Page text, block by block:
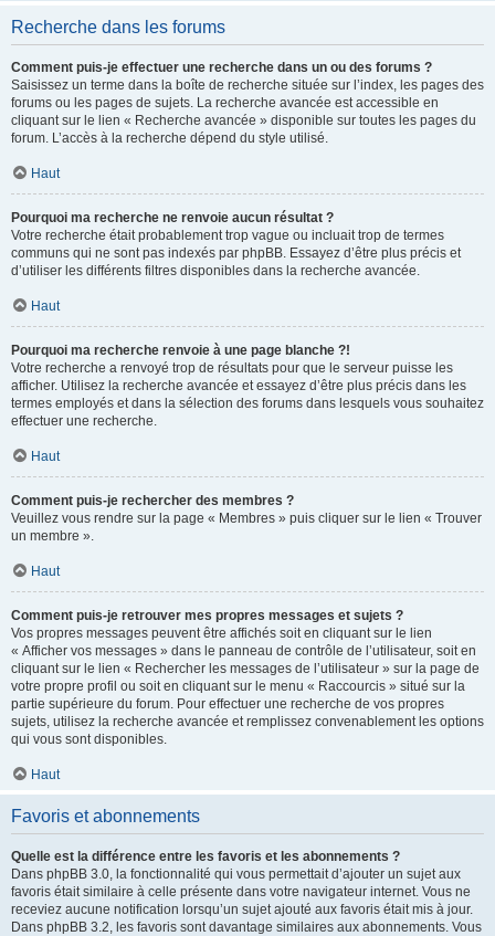
Recherche dans les forums
Comment puis-je effectuer une recherche dans un ou des forums ?
Saisissez un terme dans la boîte de recherche située sur l’index, les pages des
forums ou les pages de sujets. La recherche avancée est accessible en
cliquant sur le lien « Recherche avancée » disponible sur toutes les pages du
forum. L’accès à la recherche dépend du style utilisé.
Haut
Pourquoi ma recherche ne renvoie aucun résultat ?
Votre recherche était probablement trop vague ou incluait trop de termes
communs qui ne sont pas indexés par phpBB. Essayez d’être plus précis et
d’utiliser les différents filtres disponibles dans la recherche avancée.
Haut
Pourquoi ma recherche renvoie à une page blanche ?!
Votre recherche a renvoyé trop de résultats pour que le serveur puisse les
afficher. Utilisez la recherche avancée et essayez d’être plus précis dans les
termes employés et dans la sélection des forums dans lesquels vous souhaitez
effectuer une recherche.
Haut
Comment puis-je rechercher des membres ?
Veuillez vous rendre sur la page « Membres » puis cliquer sur le lien « Trouver
un membre ».
Haut
Comment puis-je retrouver mes propres messages et sujets ?
Vos propres messages peuvent être affichés soit en cliquant sur le lien
« Afficher vos messages » dans le panneau de contrôle de l’utilisateur, soit en
cliquant sur le lien « Rechercher les messages de l’utilisateur » sur la page de
votre propre profil ou soit en cliquant sur le menu « Raccourcis » situé sur la
partie supérieure du forum. Pour effectuer une recherche de vos propres
sujets, utilisez la recherche avancée et remplissez convenablement les options
qui vous sont disponibles.
Haut
Favoris et abonnements
Quelle est la différence entre les favoris et les abonnements ?
Dans phpBB 3.0, la fonctionnalité qui vous permettait d’ajouter un sujet aux
favoris était similaire à celle présente dans votre navigateur internet. Vous ne
receviez aucune notification lorsqu’un sujet ajouté aux favoris était mis à jour.
Dans phpBB 3.2, les favoris sont davantage similaires aux abonnements. Vous